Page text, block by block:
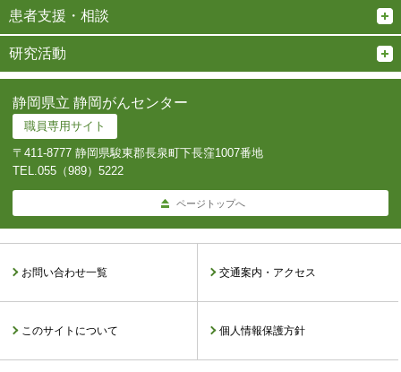
患者支援・相談
研究活動
静岡県立 静岡がんセンター
職員専用サイト
〒411-8777 静岡県駿東郡長泉町下長窪1007番地
TEL.055（989）5222
ページトップへ
お問い合わせ一覧 交通案内・アクセス
このサイトについて 個人情報保護方針